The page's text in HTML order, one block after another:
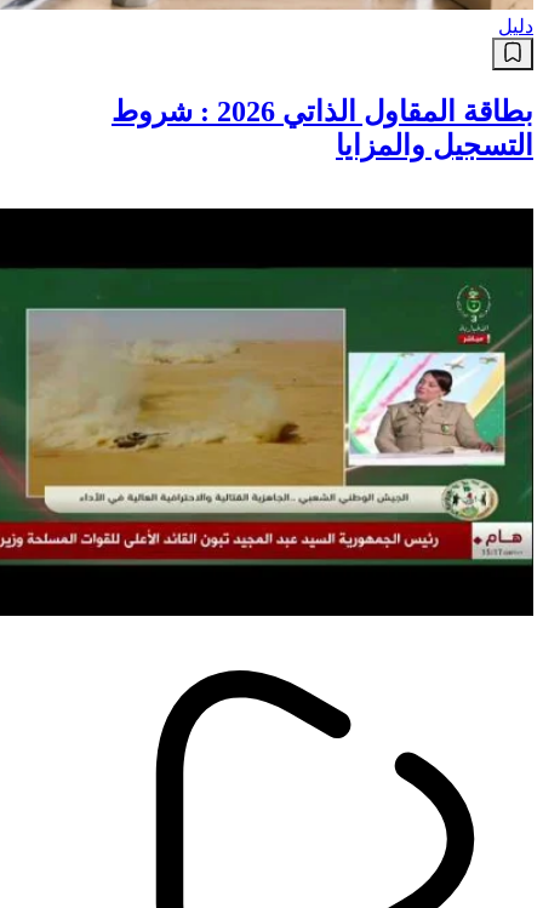
دليل
بطاقة المقاول الذاتي 2026 : شروط
التسجيل والمزايا